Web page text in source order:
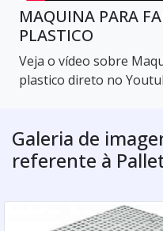
MAQUINA PARA
PLASTICO
Veja o vídeo sobre
plastico direto no
Galeria de
referente à